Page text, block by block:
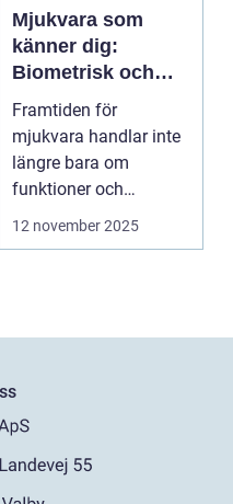
Mjukvara som
känner dig:
Biometrisk och
beteendedriven
personalisering
Framtiden för
mjukvara handlar inte
längre bara om
funktioner och
användargränss...
12 november 2025